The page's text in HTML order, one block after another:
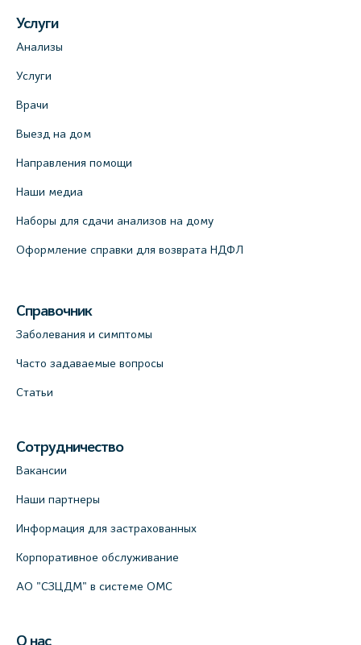
Услуги
Анализы
Услуги
Врачи
Выезд на дом
Направления помощи
Наши медиа
Наборы для сдачи анализов на дому
Оформление справки для возврата НДФЛ
Справочник
Заболевания и симптомы
Часто задаваемые вопросы
Статьи
Сотрудничество
Вакансии
Наши партнеры
Информация для застрахованных
Корпоративное обслуживание
АО "СЗЦДМ" в системе ОМС
О нас